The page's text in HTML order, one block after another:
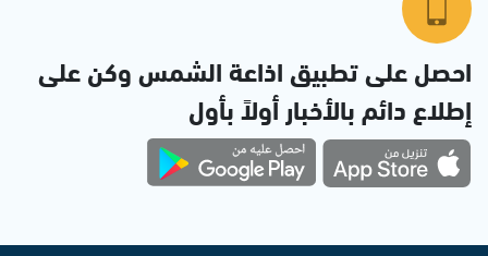
احصل على تطبيق اذاعة الشمس وكن على
إطلاع دائم بالأخبار أولاً بأول